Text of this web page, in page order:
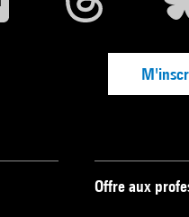
Offre aux